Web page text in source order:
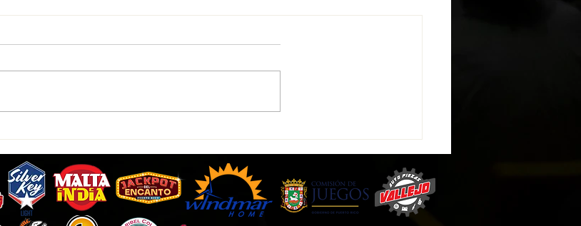
Indios aclaran proceso de
cambio
Dion New se ha integrado como
accionista a la plataforma West
Sports & Social Development